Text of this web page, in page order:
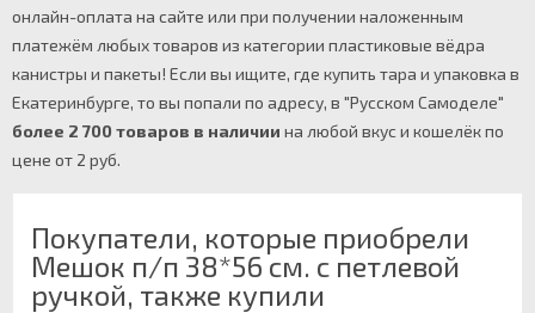
онлайн-оплата на сайте или при получении наложенным
платежём любых товаров из категории пластиковые вёдра
канистры и пакеты! Если вы ищите, где купить тара и упаковка в
Екатеринбурге, то вы попали по адресу, в "Русском Самоделе"
более 2 700 товаров в наличии на любой вкус и кошелёк по
цене от 2 руб.
Покупатели, которые приобрели
Мешок п/п 38*56 см. с петлевой
ручкой, также купили